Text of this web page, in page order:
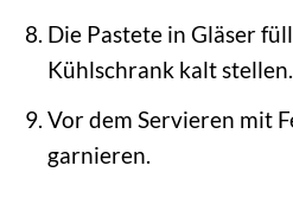
Die Pastete in Gläser
Kühlschrank kalt stellen.
Vor dem Servieren mit
garnieren.